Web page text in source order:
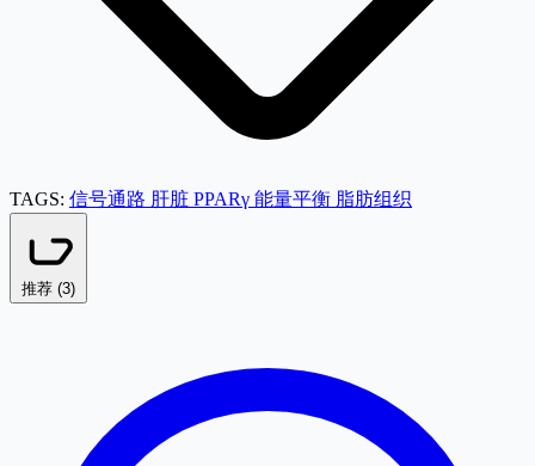
TAGS: 信号通路 肝脏 PPARγ 能量平衡 脂肪组织
推荐 (3)